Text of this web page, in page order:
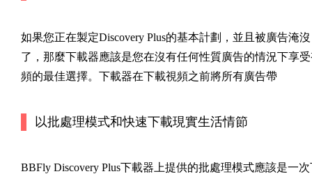
如果您正在製定Discovery Plus的基本計劃，並且被廣告淹沒
了，那麼下載器應該是您在沒有任何性質廣告的情況下享
頻的最佳選擇。下載器在下載視頻之前將所有廣告帶
以批處理模式和快速下載現實生活情節
BBFly Discovery Plus下載器上提供的批處理模式應該是一次